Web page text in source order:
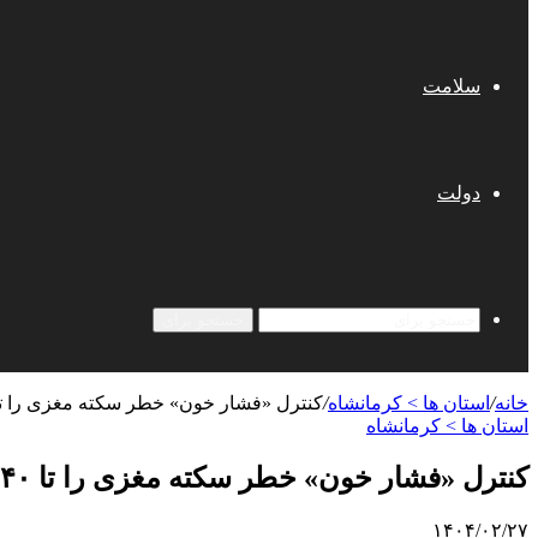
سلامت
دولت
خانه/ استان ها > کرمانشاه/کنترل «فشار خون» خطر سکته مغزی را تا ۴۰ درصد کاهش
استان ها > کرمانشاه
کنترل «فشار خون» خطر سکته مغزی را تا ۴۰ درصد کاهش می‌دهد
۱۴۰۴/۰۲/۲۷